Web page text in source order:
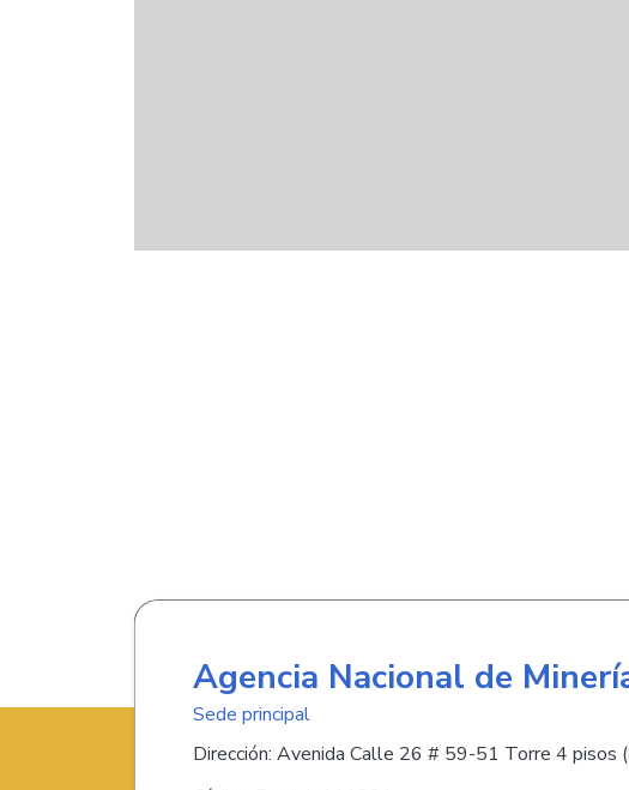
Agencia Nacional de
Sede principal
Dirección: Avenida Calle 26 # 59-51 Torre 4 pisos